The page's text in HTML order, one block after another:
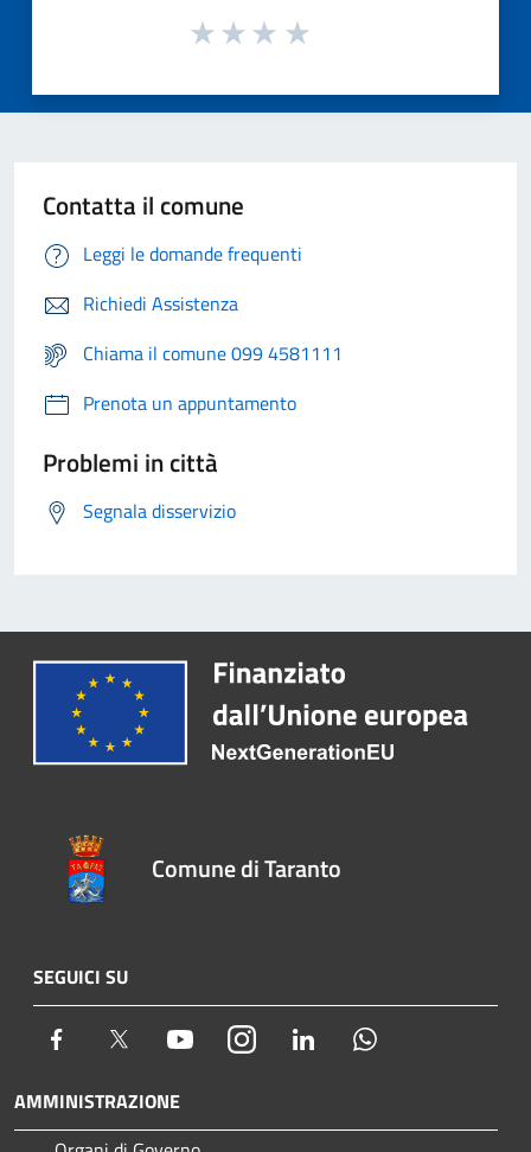
Contatta il comune
Leggi le domande frequenti
Richiedi Assistenza
Chiama il comune 099 4581111
Prenota un appuntamento
Problemi in città
Segnala disservizio
Comune di Taranto
SEGUICI SU
Facebook Twitter YoutubeInstagram LinkedIn
AMMINISTRAZIONE